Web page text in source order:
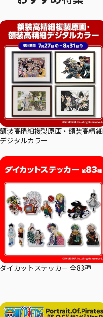
額装高精細複製原画・額装高精細
デジタルカラー
ダイカットステッカー 全83種